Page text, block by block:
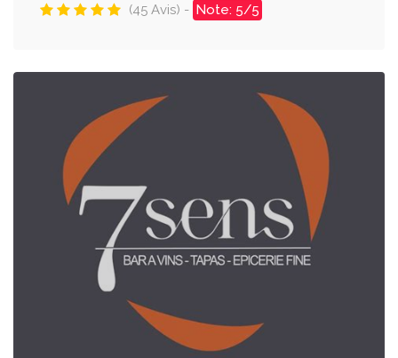
(45 Avis) - Note: 5/5